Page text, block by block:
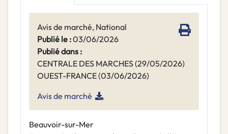
Avis de marché, National
Publié le :03/06/2026
Publié dans :
CENTRALE DES MARCHES (29/05/2026)
OUEST-FRANCE (03/06/2026)
Avis de marché
Beauvoir-sur-Mer